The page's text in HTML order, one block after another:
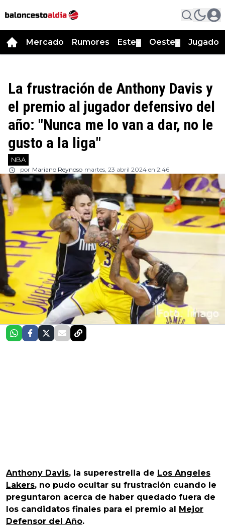
Mercado Rumores Este Oeste
La frustración de Anthony Davis y
el premio al jugador defensivo del
año: "Nunca me lo van a dar, no le
gusto a la liga"
NBA
por Mariano Reynoso martes, 23 abril 2024 en 2:46
Anthony Davis, la superestrella de Los Angeles
Lakers, no pudo ocultar su frustración cuando le
preguntaron acerca de haber quedado fuera de
los candidatos finales para el premio al Mejor
Defensor del Año.